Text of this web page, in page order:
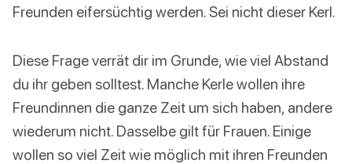
Freunden eifersüchtig werden. Sei nicht dieser Kerl.
Diese Frage verrät dir im Grunde, wie viel Abstand
du ihr geben solltest. Manche Kerle wollen ihre
Freundinnen die ganze Zeit um sich haben, andere
wiederum nicht. Dasselbe gilt für Frauen. Einige
wollen so viel Zeit wie möglich mit ihren Freunden